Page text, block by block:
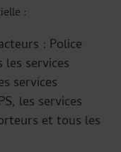
:
: Police
services
services
les services
et tous les